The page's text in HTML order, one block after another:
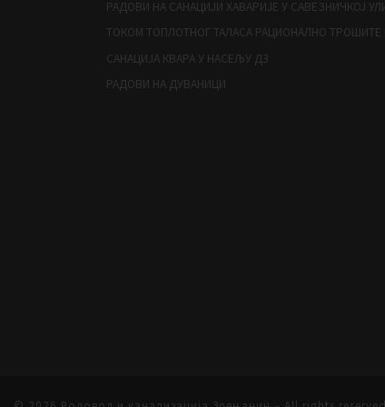
РАДОВИ НА САНАЦИЈИ ХАВАРИЈЕ У САВЕЗНИЧКОЈ
ТОКОМ ТОПЛОТНОГ ТАЛАСА РАЦИОНАЛНО ТРОШИТЕ
САНАЦИЈА КВАРА У НАСЕЉУ Д3
РАДОВИ НА ДУВАНИЦИ